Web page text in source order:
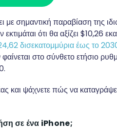
σημαντική παραβίαση της
ότι θα αξίζει $10,26
δισεκατομμύρια έως το
στο σύνθετο ετήσιο
και ψάχνετε πώς να
σε ένα iPhone;